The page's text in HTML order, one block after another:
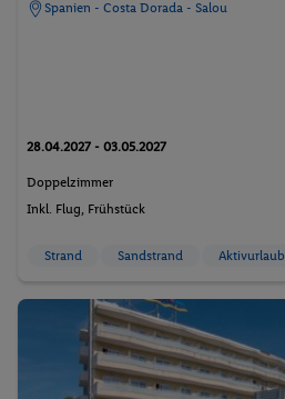
Spanien - Costa Dorada - Salou
28.04.2027 - 03.05.2027
Doppelzimmer
Inkl. Flug, Frühstück
Strand Sandstrand Aktivurlaub